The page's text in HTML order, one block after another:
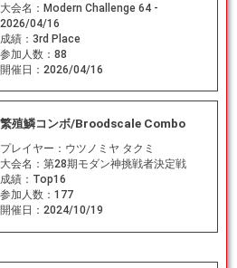
大会名： Modern Challenge 64 -
2026/04/16
成績： 3rd Place
参加人数： 88
開催日： 2026/04/16
繁殖鱗コンボ/Broodscale Combo
プレイヤー： ウツノミヤ タクミ
大会名： 第28期モダン神挑戦者決定戦
成績： Top16
参加人数： 177
開催日： 2024/10/19